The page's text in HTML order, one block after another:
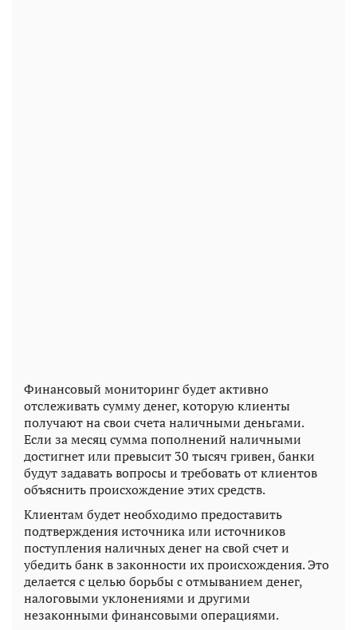
Финансовый мониторинг будет активно
отслеживать сумму денег, которую клиенты
получают на свои счета наличными деньгами.
Если за месяц сумма пополнений наличными
достигнет или превысит 30 тысяч гривен, банки
будут задавать вопросы и требовать от клиентов
объяснить происхождение этих средств.
Клиентам будет необходимо предоставить
подтверждения источника или источников
поступления наличных денег на свой счет и
убедить банк в законности их происхождения. Это
делается с целью борьбы с отмыванием денег,
налоговыми уклонениями и другими
незаконными финансовыми операциями.